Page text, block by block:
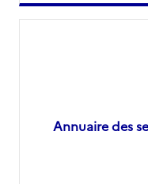
Annuaire des